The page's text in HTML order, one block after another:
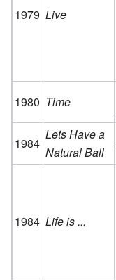
1979 Live
1980 Time
1984
Lets Have a
Natural Ball
1984 Life is ...